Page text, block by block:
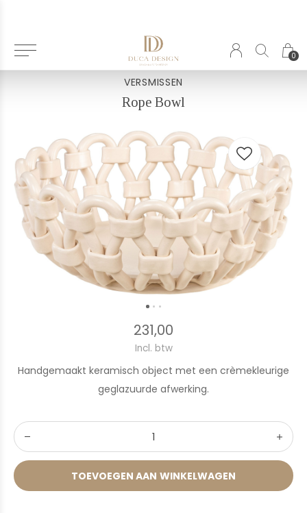
0
Terug
VERSMISSEN
Rope Bowl
231,00
Incl. btw
Handgemaakt keramisch object met een crèmekleurige
geglazuurde afwerking.
TOEVOEGEN AAN WINKELWAGEN